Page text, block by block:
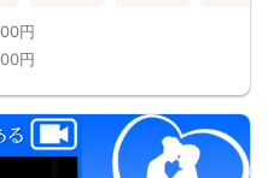
円
円